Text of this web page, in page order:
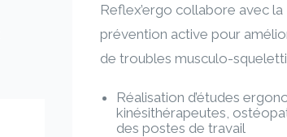
Reflex’ergo collabore avec
prévention active pour
de troubles musculo-
Réalisation d’études
kinésithérapeutes,
des postes de travail